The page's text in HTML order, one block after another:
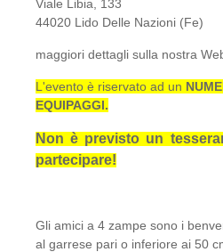
Viale Libia, 133
44020 Lido Delle Nazioni (Fe)
maggiori dettagli sulla nostra
L'evento è riservato ad un
EQUIPAGGI.
Non è previsto un
partecipare!
Gli amici a 4 zampe sono i
al garrese pari o inferiore ai 50